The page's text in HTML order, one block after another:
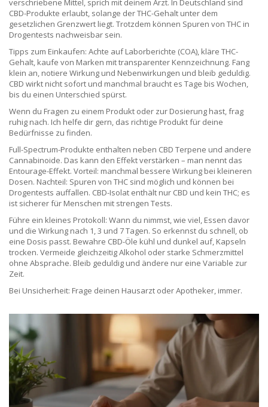
verschriebene Mittel, sprich mit deinem Arzt. In Deutschland sind
CBD-Produkte erlaubt, solange der THC-Gehalt unter dem
gesetzlichen Grenzwert liegt. Trotzdem können Spuren von THC in
Drogentests nachweisbar sein.
Tipps zum Einkaufen: Achte auf Laborberichte (COA), kläre THC-
Gehalt, kaufe von Marken mit transparenter Kennzeichnung. Fang
klein an, notiere Wirkung und Nebenwirkungen und bleib geduldig.
CBD wirkt nicht sofort und manchmal braucht es Tage bis Wochen,
bis du einen Unterschied spürst.
Wenn du Fragen zu einem Produkt oder zur Dosierung hast, frag
ruhig nach. Ich helfe dir gern, das richtige Produkt für deine
Bedürfnisse zu finden.
Full-Spectrum-Produkte enthalten neben CBD Terpene und andere
Cannabinoide. Das kann den Effekt verstärken – man nennt das
Entourage-Effekt. Vorteil: manchmal bessere Wirkung bei kleineren
Dosen. Nachteil: Spuren von THC sind möglich und können bei
Drogentests auffallen. CBD-Isolat enthält nur CBD und kein THC; es
ist sicherer für Menschen mit strengen Tests.
Führe ein kleines Protokoll: Wann du nimmst, wie viel, Essen davor
und die Wirkung nach 1, 3 und 7 Tagen. So erkennst du schnell, ob
eine Dosis passt. Bewahre CBD-Öle kühl und dunkel auf, Kapseln
trocken. Vermeide gleichzeitig Alkohol oder starke Schmerzmittel
ohne Absprache. Bleib geduldig und ändere nur eine Variable zur
Zeit.
Bei Unsicherheit: Frage deinen Hausarzt oder Apotheker, immer.